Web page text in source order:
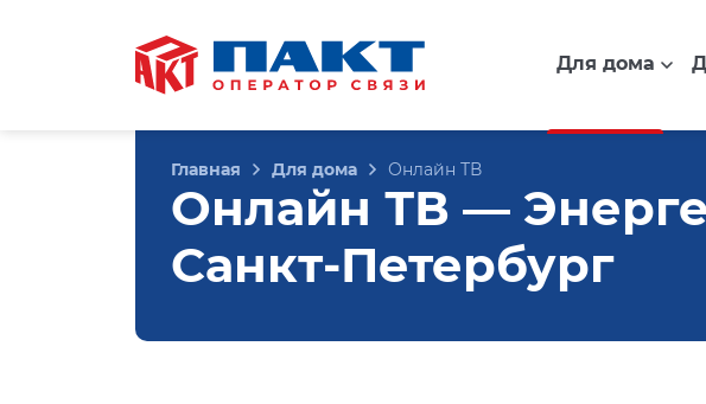
Для дома
Главная Для дома Онлайн ТВ
Онлайн ТВ —
Санкт-Петербург